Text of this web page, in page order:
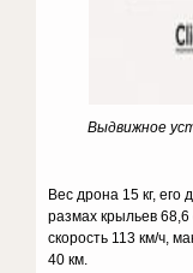
Выдвижное
Вес дрона 15 кг,
размах крыльев
скорость 113 км/ч,
40 км.